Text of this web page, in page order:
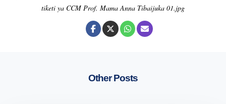
tiketi ya CCM Prof. Mama Anna Tibaijuka 01.jpg
Other Posts